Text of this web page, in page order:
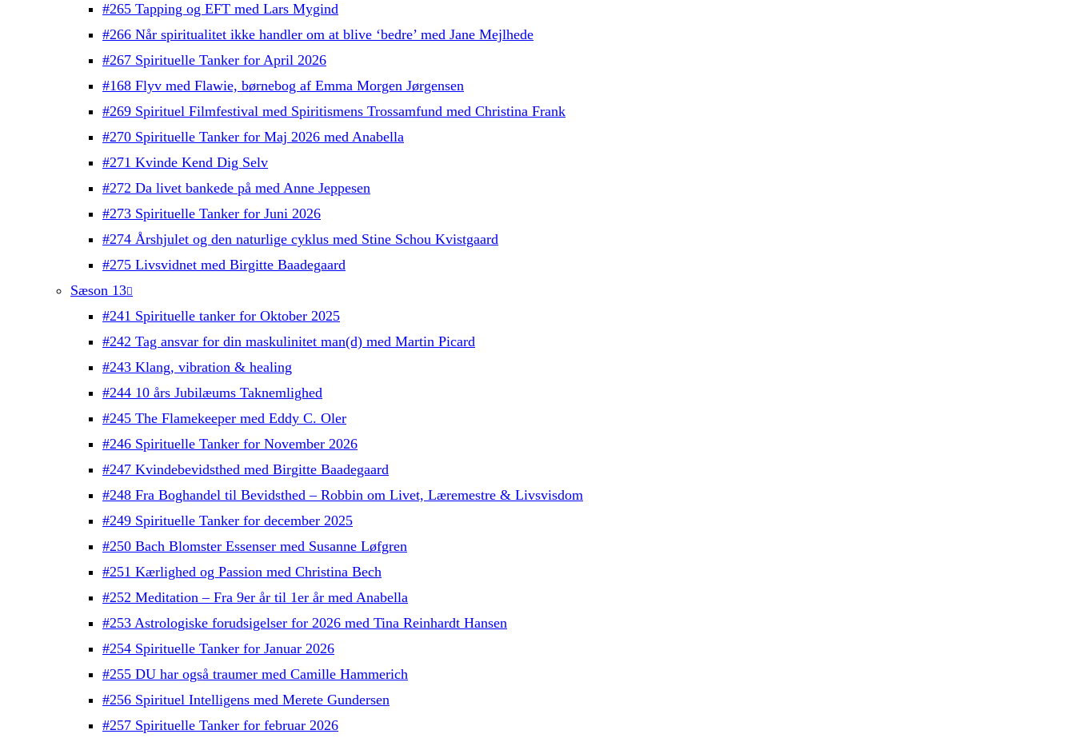
#265 Tapping og EFT med Lars Mygind
#266 Når spiritualitet ikke handler om at blive ‘bedre’ med Jane Mejlhede
#267 Spirituelle Tanker for April 2026
#168 Flyv med Flawie, børnebog af Emma Morgen Jørgensen
#269 Spirituel Filmfestival med Spiritismens Trossamfund med Christina Frank
#270 Spirituelle Tanker for Maj 2026 med Anabella
#271 Kvinde Kend Dig Selv
#272 Da livet bankede på med Anne Jeppesen
#273 Spirituelle Tanker for Juni 2026
#274 Årshjulet og den naturlige cyklus med Stine Schou Kvistgaard
#275 Livsvidnet med Birgitte Baadegaard
Sæson 13
#241 Spirituelle tanker for Oktober 2025
#242 Tag ansvar for din maskulinitet man(d) med Martin Picard
#243 Klang, vibration & healing
#244 10 års Jubilæums Taknemlighed
#245 The Flamekeeper med Eddy C. Oler
#246 Spirituelle Tanker for November 2026
#247 Kvindebevidsthed med Birgitte Baadegaard
#248 Fra Boghandel til Bevidsthed – Robbin om Livet, Læremestre & Livsvisdom
#249 Spirituelle Tanker for december 2025
#250 Bach Blomster Essenser med Susanne Løfgren
#251 Kærlighed og Passion med Christina Bech
#252 Meditation – Fra 9er år til 1er år med Anabella
#253 Astrologiske forudsigelser for 2026 med Tina Reinhardt Hansen
#254 Spirituelle Tanker for Januar 2026
#255 DU har også traumer med Camille Hammerich
#256 Spirituel Intelligens med Merete Gundersen
#257 Spirituelle Tanker for februar 2026